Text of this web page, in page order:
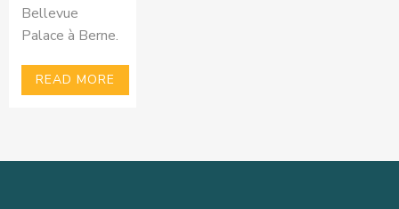
Bellevue
Palace à Berne.
READ MORE